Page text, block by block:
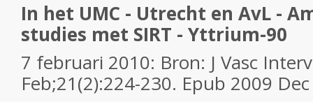
In het UMC - Utrecht en AvL -
studies met SIRT - Yttrium-90
7 februari 2010: Bron: J Vasc
Feb;21(2):224-230. Epub 2009